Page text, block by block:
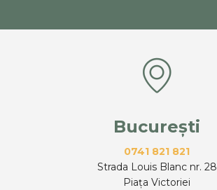
București
0741 821 821
Strada Louis Blanc nr. 28
Piața Victoriei